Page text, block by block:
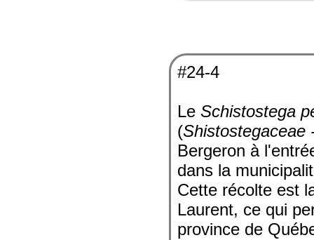
#24-4
LeSchistostega
(Shistostegaceae
Bergeron à
dans la
Cette récolte est
Laurent, ce qui
province de